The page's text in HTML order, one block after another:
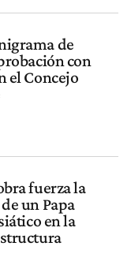
de
con
el Concejo
fuerza la
un Papa
en la